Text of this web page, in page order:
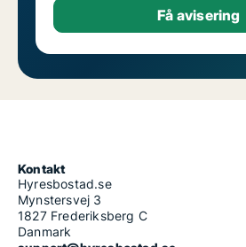
Kontakt
Hyresbostad.se
Mynstersvej 3
1827 Frederiksberg C
Danmark